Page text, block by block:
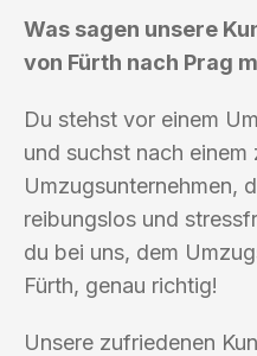
Was sagen unsere
von Fürth nach Prag
Du stehst vor einem
und suchst nach einem
Umzugsunternehmen,
reibungslos und
du bei uns, dem
Fürth, genau richtig!
Unsere zufriedenen